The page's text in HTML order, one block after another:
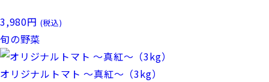
3,980円 (税込)
旬の野菜
オリジナルトマト 〜真紅〜（3kg）